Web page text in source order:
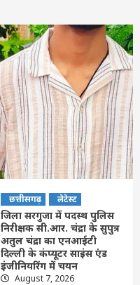
छत्तीसगढ़ लेटेस्ट
जिला सरगुजा में पदस्थ पुलिस
निरीक्षक सी.आर. चंद्रा के सुपुत्र
अतुल चंद्रा का एनआईटी
दिल्ली के कंप्यूटर साइंस एंड
इंजीनियरिंग में चयन
August 7, 2026